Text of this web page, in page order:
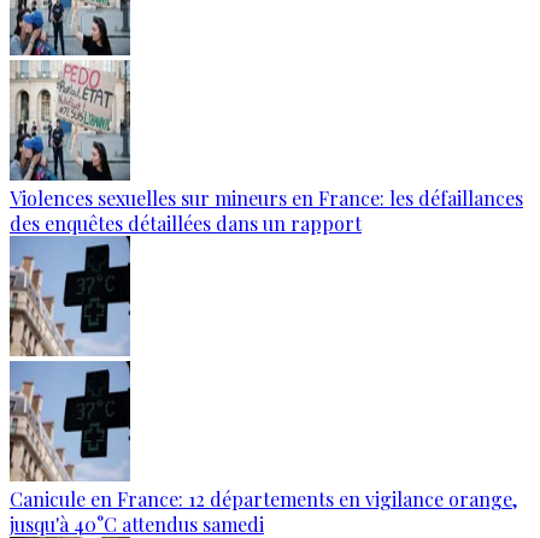
Violences sexuelles sur mineurs en France: les défaillances
des enquêtes détaillées dans un rapport
Canicule en France: 12 départements en vigilance orange,
jusqu'à 40°C attendus samedi